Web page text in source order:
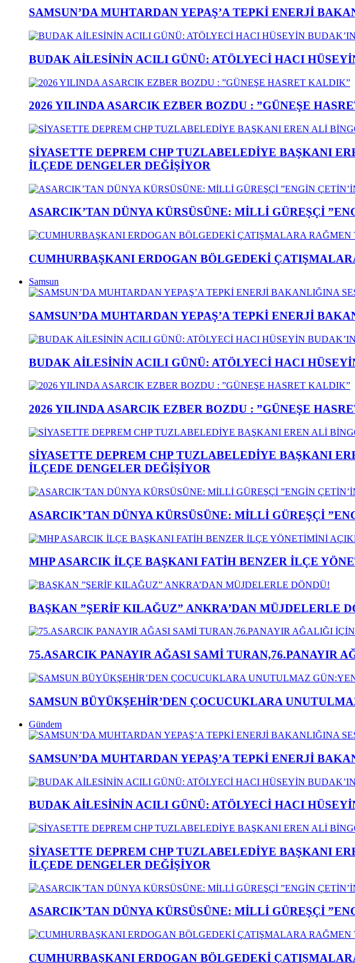
SAMSUN’DA MUHTARDAN YEPAŞ’A TEPKİ ENERJİ
BUDAK AİLESİNİN ACILI GÜNÜ: ATÖLYECİ HACI
2026 YILINDA ASARCIK EZBER BOZDU : ”GÜNEŞE
SİYASETTE DEPREM CHP TUZLABELEDİYE BAŞKANI
İLÇEDE DENGELER DEĞİŞİYOR
ASARCIK’TAN DÜNYA KÜRSÜSÜNE: MİLLİ GÜREŞÇİ
CUMHURBAŞKANI ERDOGAN BÖLGEDEKİ
Samsun
SAMSUN’DA MUHTARDAN YEPAŞ’A TEPKİ ENERJİ
BUDAK AİLESİNİN ACILI GÜNÜ: ATÖLYECİ HACI
2026 YILINDA ASARCIK EZBER BOZDU : ”GÜNEŞE
SİYASETTE DEPREM CHP TUZLABELEDİYE BAŞKANI
İLÇEDE DENGELER DEĞİŞİYOR
ASARCIK’TAN DÜNYA KÜRSÜSÜNE: MİLLİ GÜREŞÇİ
MHP ASARCIK İLÇE BAŞKANI FATİH BENZER İLÇE
BAŞKAN ”ŞERİF KILAĞUZ” ANKRA’DAN MÜJDELERLE
75.ASARCIK PANAYIR AĞASI SAMİ TURAN,76.PANAYIR
SAMSUN BÜYÜKŞEHİR’DEN ÇOCUCUKLARA
Gündem
SAMSUN’DA MUHTARDAN YEPAŞ’A TEPKİ ENERJİ
BUDAK AİLESİNİN ACILI GÜNÜ: ATÖLYECİ HACI
SİYASETTE DEPREM CHP TUZLABELEDİYE BAŞKANI
İLÇEDE DENGELER DEĞİŞİYOR
ASARCIK’TAN DÜNYA KÜRSÜSÜNE: MİLLİ GÜREŞÇİ
CUMHURBAŞKANI ERDOGAN BÖLGEDEKİ